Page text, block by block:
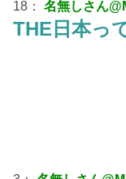
18： 名無しさん
THE日本っ